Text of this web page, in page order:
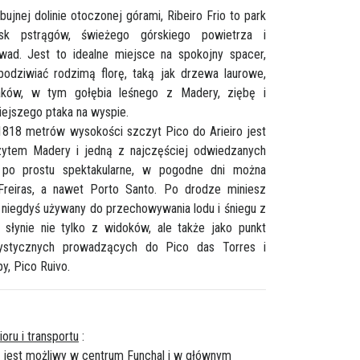
dolinie otoczonej górami, Ribeiro Frio to park
pstrągów, świeżego górskiego powietrza i
Jest to idealne miejsce na spokojny spacer,
rodzimą florę, taką jak drzewa laurowe,
w tym gołębia leśnego z Madery, ziębę i
ptaka na wyspie.
metrów wysokości szczyt Pico do Arieiro jest
Madery i jedną z najczęściej odwiedzanych
prostu spektakularne, w pogodne dni można
a nawet Porto Santo. Po drodze miniesz
używany do przechowywania lodu i śniegu z
nie tylko z widoków, ale także jako punkt
prowadzących do Pico das Torres i
Pico Ruivo.
i transportu :
możliwy w centrum Funchal i w głównym